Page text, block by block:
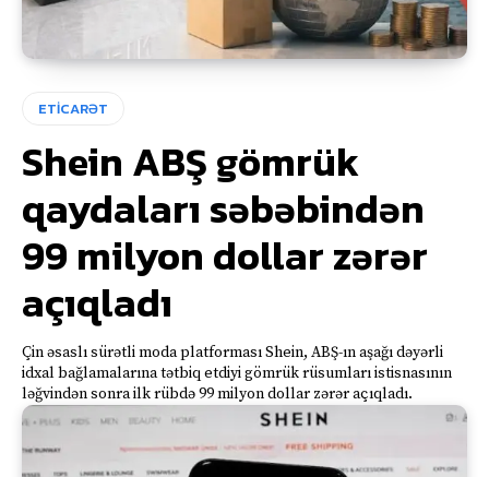
ETİCARƏT
Shein ABŞ gömrük
qaydaları səbəbindən
99 milyon dollar zərər
açıqladı
Çin əsaslı sürətli moda platforması Shein, ABŞ-ın aşağı dəyərli
idxal bağlamalarına tətbiq etdiyi gömrük rüsumları istisnasının
ləğvindən sonra ilk rübdə 99 milyon dollar zərər açıqladı.